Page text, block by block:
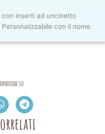
inserti ad uncinetto
con il nome.
su